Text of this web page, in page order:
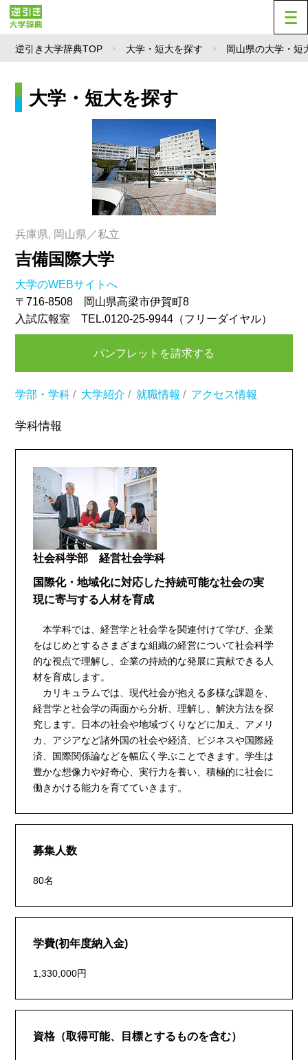
逆引き大学辞典TOP 大学・短大を探す 岡山県の大学・短
大学・短大を探す
兵庫県, 岡山県／私立
吉備国際大学
大学のWEBサイトへ
〒716-8508 岡山県高梁市伊賀町8
入試広報室 TEL.0120-25-9944（フリーダイヤル）
パンフレットを請求する
学部・学科 / 大学紹介 / 就職情報 / アクセス情報
学科情報
社会科学部 経営社会学科
国際化・地域化に対応した持続可能な社会の実
現に寄与する人材を育成
本学科では、経営学と社会学を関連付けて学び、企業
をはじめとするさまざまな組織の経営について社会科学
的な視点で理解し、企業の持続的な発展に貢献できる人
材を育成します。
カリキュラムでは、現代社会が抱える多様な課題を、
経営学と社会学の両面から分析、理解し、解決方法を探
究します。日本の社会や地域づくりなどに加え、アメリ
カ、アジアなど諸外国の社会や経済、ビジネスや国際経
済、国際関係論などを幅広く学ぶことできます。学生は
豊かな想像力や好奇心、実行力を養い、積極的に社会に
働きかける能力を育てていきます。
募集人数
80名
学費(初年度納入金)
1,330,000円
資格（取得可能、目標とするものを含む）